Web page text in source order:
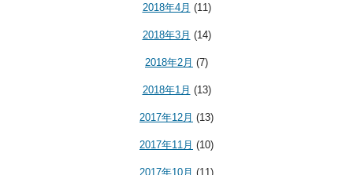
2018年4月 (11)
2018年3月 (14)
2018年2月 (7)
2018年1月 (13)
2017年12月 (13)
2017年11月 (10)
2017年10月 (11)